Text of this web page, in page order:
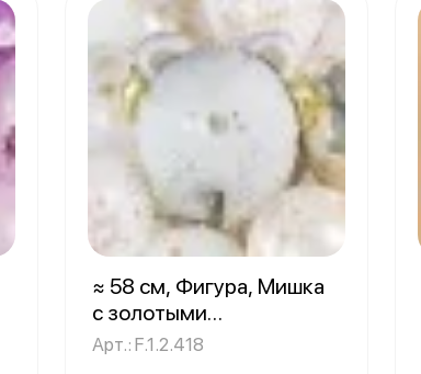
≈ 58 см, Фигура, Мишка
с золотыми
крылышками, Сатин
Арт.: F.1.2.418